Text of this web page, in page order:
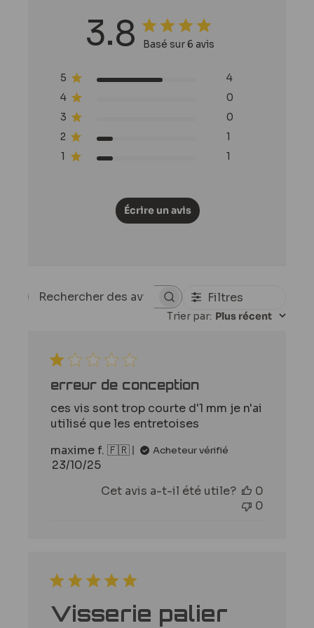
3.8 Basé sur 6 avis
5
4
4
0
3
0
2
1
1
1
Écrire un avis
Rechercher
Filtres
Trier par: Plus récent
erreur de conception
ces vis sont trop courte d'1 mm je n'ai
utilisé que les entretoises
maxime f. 🇫🇷
Acheteur vérifié
Date
publication
23/10/25
Cet avis a-t-il été utile?
0
0
Visserie palier